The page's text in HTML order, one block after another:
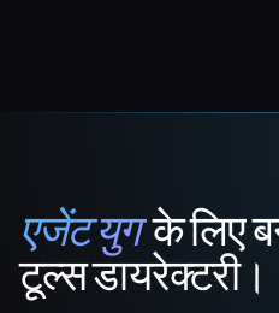
That AI Collection
एजेंट युगके लिए
टूल्स डायरेक्टरी।